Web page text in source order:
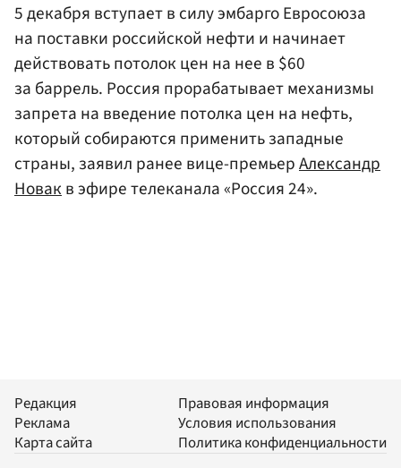
5 декабря вступает в силу эмбарго Евросоюза
на поставки российской нефти и начинает
действовать потолок цен на нее в $60
за баррель. Россия прорабатывает механизмы
запрета на введение потолка цен на нефть,
который собираются применить западные
страны, заявил ранее вице-премьерАлександр
Новакв эфире телеканала «Россия 24».
Редакция
Реклама
Карта сайта
Правовая информация
Условия использования
Политика конфиденциальности